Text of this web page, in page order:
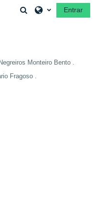
Alternar a entrada
Entrar
Monteiro Bento .
Fragoso .